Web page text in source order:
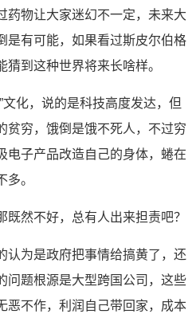
药物让大家迷幻不一定，未来大
是有可能，如果看过斯皮尔伯格
到这种世界将来长啥样。
文化，说的是科技高度发达，但
贫穷，饿倒是饿不死人，不过穷
电子产品改造自己的身体，蜷在
。
既然不好，总有人出来担责吧？
认为是政府把事情给搞黄了，还
问题根源是大型跨国公司，这些
恶不作，利润自己带回家，成本